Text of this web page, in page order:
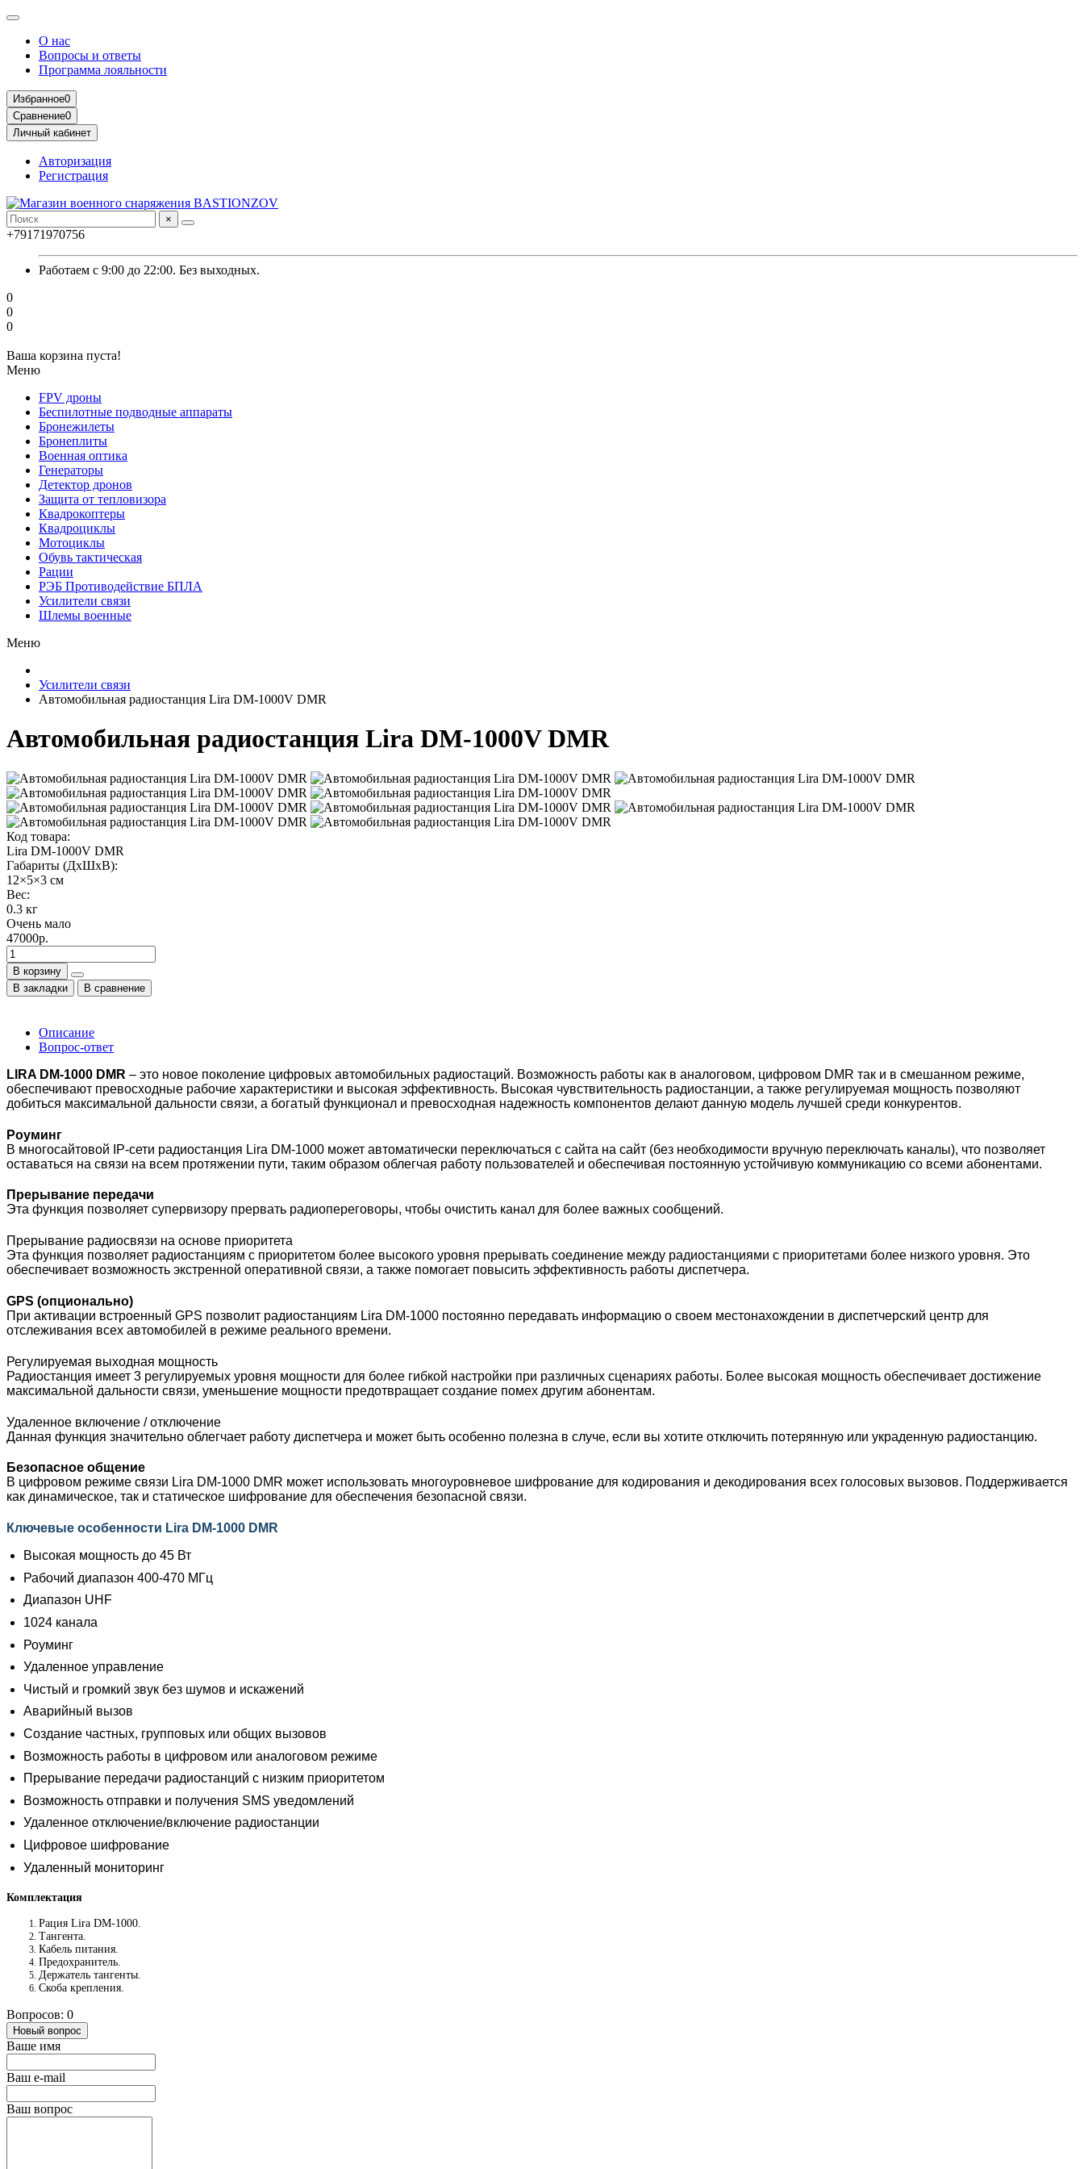
О нас
Вопросы и ответы
Программа лояльности
Избранное0
Сравнение0
Личный кабинет
Авторизация
Регистрация
×
+79171970756
Работаем с 9:00 до 22:00. Без выходных.
0
0
0
Ваша корзина пуста!
Меню
FPV дроны
Беспилотные подводные аппараты
Бронежилеты
Бронеплиты
Военная оптика
Генераторы
Детектор дронов
Защита от тепловизора
Квадрокоптеры
Квадроциклы
Мотоциклы
Обувь тактическая
Рации
РЭБ Противодействие БПЛА
Усилители связи
Шлемы военные
Меню
Усилители связи
Автомобильная радиостанция Lira DM-1000V DMR
Автомобильная радиостанция Lira DM-1000V DMR
Код товара:
Lira DM-1000V DMR
Габариты (ДхШхВ):
12×5×3 см
Вес:
0.3 кг
Очень мало
47000р.
В корзину
В закладки
В сравнение
Описание
Вопрос-ответ
LIRA DM-1000 DMR – это новое поколение цифровых автомобильных радиостаций. Возможность работы как в аналоговом, цифровом DMR так и в смешанном режиме,
обеспечивают превосходные рабочие характеристики и высокая эффективность. Высокая чувствительность радиостанции, а также регулируемая мощность позволяют
добиться максимальной дальности связи, а богатый функционал и превосходная надежность компонентов делают данную модель лучшей среди конкурентов.
Роуминг
В многосайтовой IP-сети радиостанция Lira DM-1000 может автоматически переключаться с сайта на сайт (без необходимости вручную переключать каналы), что позволяет
оставаться на связи на всем протяжении пути, таким образом облегчая работу пользователей и обеспечивая постоянную устойчивую коммуникацию со всеми абонентами.
Прерывание передачи
Эта функция позволяет супервизору прервать радиопереговоры, чтобы очистить канал для более важных сообщений.
Прерывание радиосвязи на основе приоритета
Эта функция позволяет радиостанциям с приоритетом более высокого уровня прерывать соединение между радиостанциями с приоритетами более низкого уровня. Это
обеспечивает возможность экстренной оперативной связи, а также помогает повысить эффективность работы диспетчера.
GPS (опционально)
При активации встроенный GPS позволит радиостанциям Lira DM-1000 постоянно передавать информацию о своем местонахождении в диспетчерский центр для
отслеживания всех автомобилей в режиме реального времени.
Регулируемая выходная мощность
Радиостанция имеет 3 регулируемых уровня мощности для более гибкой настройки при различных сценариях работы. Более высокая мощность обеспечивает достижение
максимальной дальности связи, уменьшение мощности предотвращает создание помех другим абонентам.
Удаленное включение / отключение
Данная функция значительно облегчает работу диспетчера и может быть особенно полезна в случе, если вы хотите отключить потерянную или украденную радиостанцию.
Безопасное общение
В цифровом режиме связи Lira DM-1000 DMR может использовать многоуровневое шифрование для кодирования и декодирования всех голосовых вызовов. Поддерживается
как динамическое, так и статическое шифрование для обеспечения безопасной связи.
Ключевые особенности Lira DM-1000 DMR
Высокая мощность до 45 Вт
Рабочий диапазон 400-470 МГц
Диапазон UHF
1024 канала
Роуминг
Удаленное управление
Чистый и громкий звук без шумов и искажений
Аварийный вызов
Создание частных, групповых или общих вызовов
Возможность работы в цифровом или аналоговом режиме
Прерывание передачи радиостанций с низким приоритетом
Возможность отправки и получения SMS уведомлений
Удаленное отключение/включение радиостанции
Цифровое шифрование
Удаленный мониторинг
Комплектация
Рация Lira DM-1000.
Тангента.
Кабель питания.
Предохранитель.
Держатель тангенты.
Скоба крепления.
Вопросов: 0
Новый вопрос
Ваше имя
Ваш e-mail
Ваш вопрос